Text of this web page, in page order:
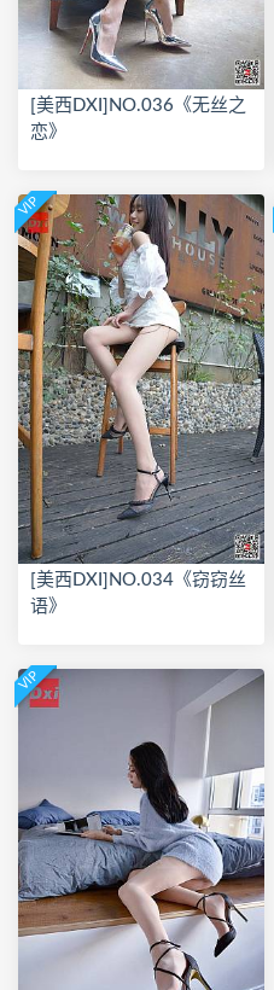
[美西DXI]NO.036《无丝之
恋》
VIP
[美西DXI]NO.034《窃窃丝
语》
VIP